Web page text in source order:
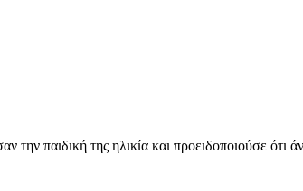
παιδική της ηλικία και προειδοποιούσε ότι